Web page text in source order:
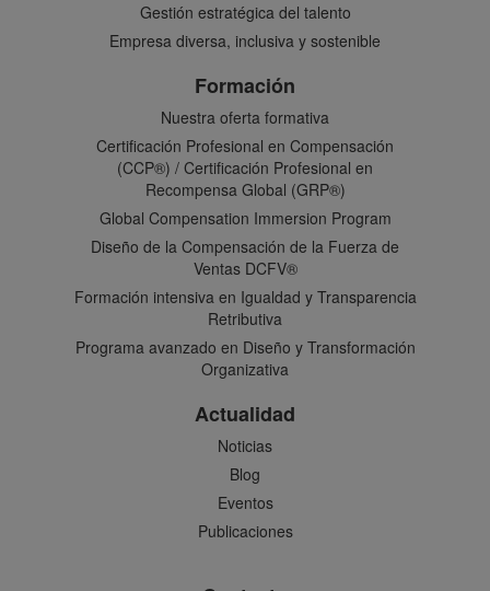
Gestión estratégica del talento
Empresa diversa, inclusiva y sostenible
Formación
Nuestra oferta formativa
Certificación Profesional en Compensación
(CCP®) / Certificación Profesional en
Recompensa Global (GRP®)
Global Compensation Immersion Program
Diseño de la Compensación de la Fuerza de
Ventas DCFV®
Formación intensiva en Igualdad y Transparencia
Retributiva
Programa avanzado en Diseño y Transformación
Organizativa
Actualidad
Noticias
Blog
Eventos
Publicaciones